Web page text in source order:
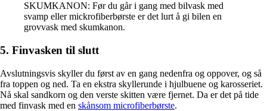
SKUMKANON: Før du går i gang med bilvask med
svamp eller mickrofiberbørste er det lurt å gi bilen en
grovvask med skumkanon.
5. Finvasken til slutt
Avslutningsvis skyller du først av en gang nedenfra og oppover, og så
fra toppen og ned. Ta en ekstra skyllerunde i hjulbuene og karosseriet.
Nå skal sandkorn og den verste skitten være fjernet. Da er det på tide
med finvask med en skånsom microfiberbørste.